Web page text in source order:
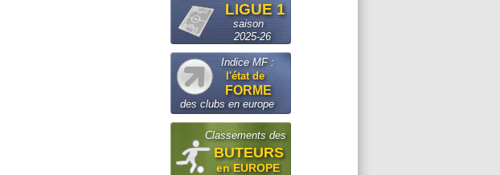
LIGUE 1
saison
2025-26
Indice MF :
l'état de
FORME
des clubs en europe
Classements des
BUTEURS
en EUROPE